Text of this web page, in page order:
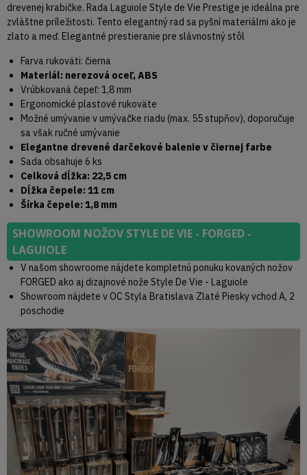
drevenej krabičke. Rada Laguiole Style de Vie Prestige je ideálna pre
zvláštne príležitosti. Tento elegantný rad sa pyšní materiálmi ako je
zlato a meď. Elegantné prestieranie pre slávnostný stôl
Farva rukoväti: čierna
Materiál: nerezová oceľ, ABS
Vrúbkovaná čepeľ: 1,8 mm
Ergonomické plastové rukoväte
Možné umývanie v umývačke riadu (max. 55 stupňov), doporučuje
sa však ručné umývanie
Elegantne drevené darčekové balenie v čiernej farbe
Sada obsahuje 6 ks
Celková dĺžka: 22,5 cm
Dĺžka čepele: 11 cm
Šírka čepele: 1,8 mm
SHOWROOM NOŽOV STYLE DE VIE - FORGED -
LAGUIOLE
V našom showroome nájdete kompletnú ponuku kovaných nožov
FORGED ako aj dizajnové nože Style De Vie - Laguiole
Showroom nájdete v OC Styla Bratislava Zlaté Piesky vchod A, 2
poschodie